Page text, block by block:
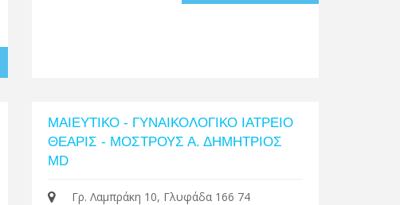
ΜΑΙΕΥΤΙΚΟ - ΓΥΝΑΙΚΟΛΟΓΙΚΟ ΙΑΤΡΕΙΟ
ΘΕΑΡΙΣ - ΜΟΣΤΡΟΥΣ Α. ΔΗΜΗΤΡΙΟΣ
MD
Γρ. Λαμπράκη 10, Γλυφάδα 166 74